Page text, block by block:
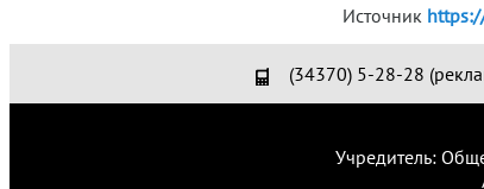
Источник
(34370) 5-28-28
Учредитель: